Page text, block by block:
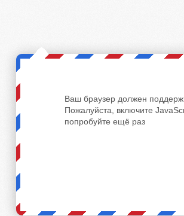
Ваш браузер должен
Пожалуйста, включите
попробуйте ещё раз